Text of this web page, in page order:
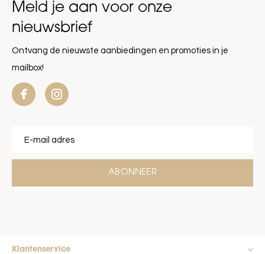
Meld je aan voor onze
nieuwsbrief
Ontvang de nieuwste aanbiedingen en promoties in je
mailbox!
ABONNEER
Klantenservice